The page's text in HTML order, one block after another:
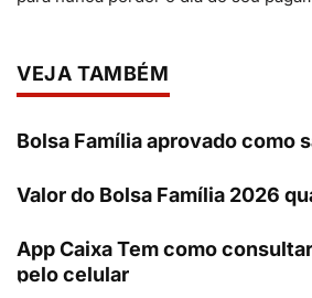
VEJA TAMBÉM
Bolsa Família aprovado como
Valor do Bolsa Família 2026
App Caixa Tem como
pelo celular